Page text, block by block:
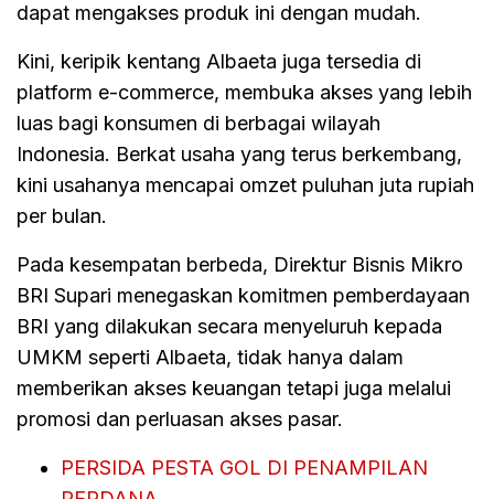
dapat mengakses produk ini dengan mudah.
Kini, keripik kentang Albaeta juga tersedia di
platform e-commerce, membuka akses yang lebih
luas bagi konsumen di berbagai wilayah
Indonesia. Berkat usaha yang terus berkembang,
kini usahanya mencapai omzet puluhan juta rupiah
per bulan.
Pada kesempatan berbeda, Direktur Bisnis Mikro
BRI Supari menegaskan komitmen pemberdayaan
BRI yang dilakukan secara menyeluruh kepada
UMKM seperti Albaeta, tidak hanya dalam
memberikan akses keuangan tetapi juga melalui
promosi dan perluasan akses pasar.
PERSIDA PESTA GOL DI PENAMPILAN